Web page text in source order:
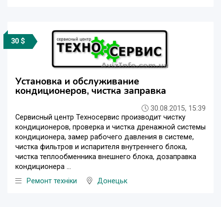
30 $
Установка и обслуживание
кондиционеров, чистка заправка
30.08.2015, 15:39
Сервисный центр Техносервис производит чистку
кондиционеров, проверка и чистка дренажной системы
кондиционера, замер рабочего давления в системе,
чистка фильтров и испарителя внутреннего блока,
чистка теплообменника внешнего блока, дозаправка
кондиционера ...
Ремонт техніки
Донецьк